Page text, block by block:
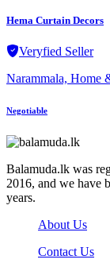
Hema Curtain Decors
Veryfied Seller
Narammala,
Negotiable
Balamuda.lk was
2016, and we have
years.
About Us
Contact Us